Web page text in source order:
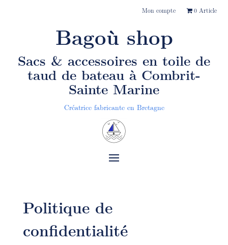
Mon compte 0 Article
Bagoù shop
Sacs & accessoires en toile de
taud de bateau à Combrit-
Sainte Marine
Créatrice fabricante en Bretagne
Politique de
confidentialité